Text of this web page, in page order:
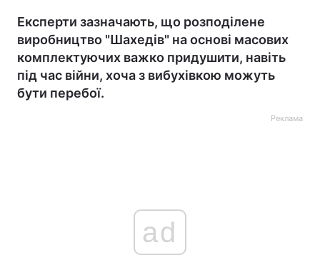
Експерти зазначають, що розподілене
виробництво "Шахедів" на основі масових
комплектуючих важко придушити, навіть
під час війни, хоча з вибухівкою можуть
бути перебої.
Реклама
ad